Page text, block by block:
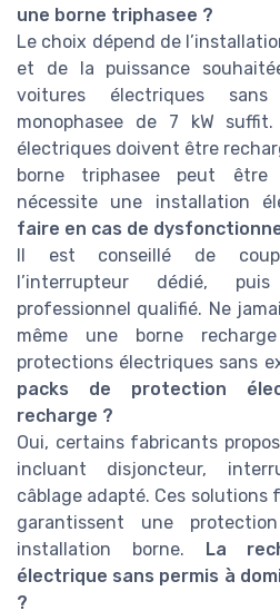
une borne triphasee ?
Le choix dépend de
et de la puissance
voitures électriques
monophasee de 7 kW
électriques doivent être
borne triphasee peut être
nécessite une installation
faire en cas de
Il est conseillé de
l’interrupteur dédié,
professionnel qualifié. Ne
même une borne
protections électriques sans
packs de protection
recharge ?
Oui, certains fabricants
incluant disjoncteur,
câblage adapté. Ces
garantissent une
installation borne. La
électrique sans permis à
?